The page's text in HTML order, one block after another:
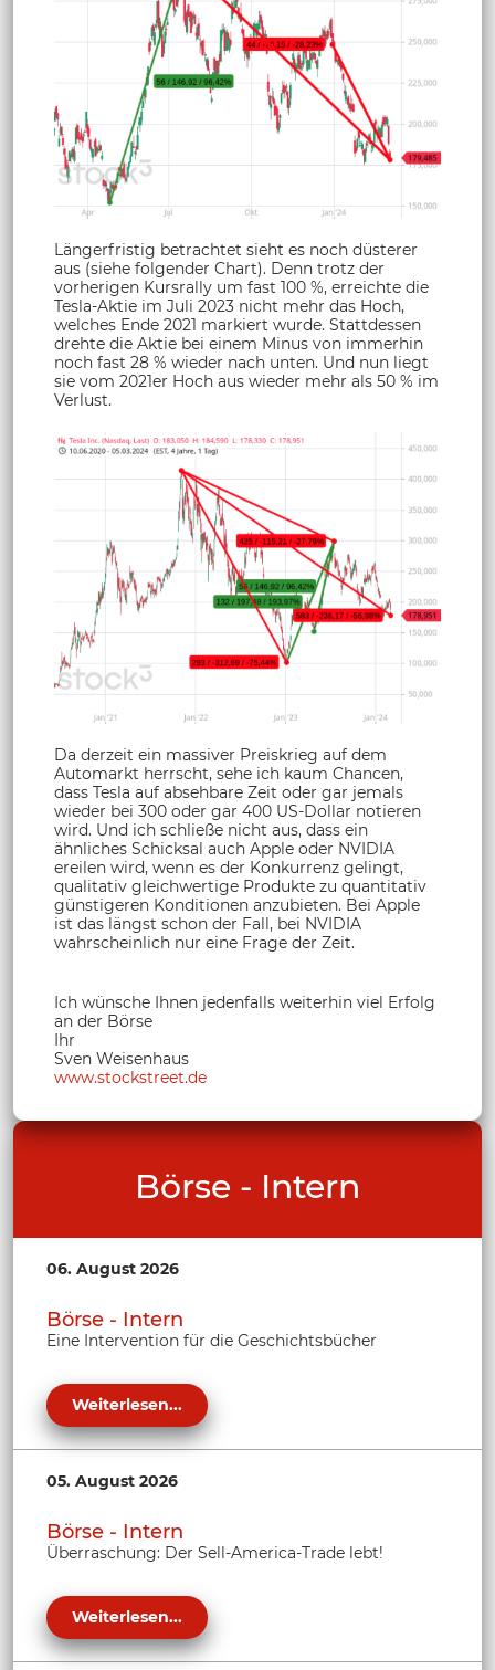
Längerfristig betrachtet sieht es noch düsterer
aus (siehe folgender Chart). Denn trotz der
vorherigen Kursrally um fast 100 %, erreichte die
Tesla-Aktie im Juli 2023 nicht mehr das Hoch,
welches Ende 2021 markiert wurde. Stattdessen
drehte die Aktie bei einem Minus von immerhin
noch fast 28 % wieder nach unten. Und nun liegt
sie vom 2021er Hoch aus wieder mehr als 50 % im
Verlust.
Da derzeit ein massiver Preiskrieg auf dem
Automarkt herrscht, sehe ich kaum Chancen,
dass Tesla auf absehbare Zeit oder gar jemals
wieder bei 300 oder gar 400 US-Dollar notieren
wird. Und ich schließe nicht aus, dass ein
ähnliches Schicksal auch Apple oder NVIDIA
ereilen wird, wenn es der Konkurrenz gelingt,
qualitativ gleichwertige Produkte zu quantitativ
günstigeren Konditionen anzubieten. Bei Apple
ist das längst schon der Fall, bei NVIDIA
wahrscheinlich nur eine Frage der Zeit.
Ich wünsche Ihnen jedenfalls weiterhin viel Erfolg
an der Börse
Ihr
Sven Weisenhaus
www.stockstreet.de
Börse - Intern
06. August 2026
Börse - Intern
Eine Intervention für die Geschichtsbücher
Weiterlesen...
05. August 2026
Börse - Intern
Überraschung: Der Sell-America-Trade lebt!
Weiterlesen...